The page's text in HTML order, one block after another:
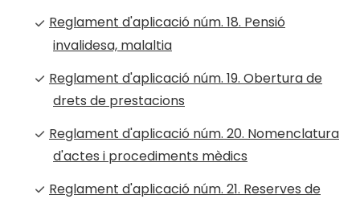
Reglament d'aplicació núm. 18. Pensió
invalidesa, malaltia
Reglament d'aplicació núm. 19. Obertura de
drets de prestacions
Reglament d'aplicació núm. 20. Nomenclatura
d'actes i procediments mèdics
Reglament d'aplicació núm. 21. Reserves de